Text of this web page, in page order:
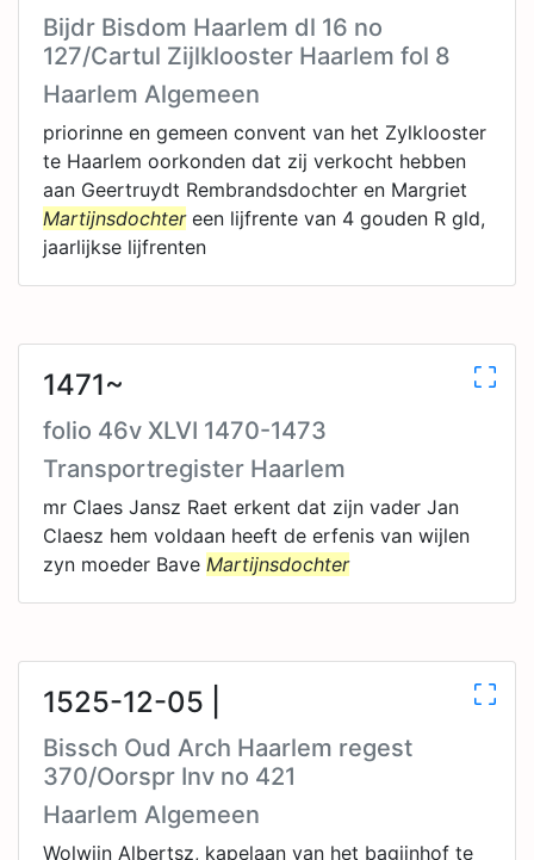
Bijdr Bisdom Haarlem dl 16 no
127/Cartul Zijlklooster Haarlem fol 8
Haarlem Algemeen
priorinne en gemeen convent van het Zylklooster
te Haarlem oorkonden dat zij verkocht hebben
aan Geertruydt Rembrandsdochter en Margriet
Martijnsdochtereen lijfrente van 4 gouden R gld,
jaarlijkse lijfrenten
1471~
folio 46v XLVI 1470-1473
Transportregister Haarlem
mr Claes Jansz Raet erkent dat zijn vader Jan
Claesz hem voldaan heeft de erfenis van wijlen
zyn moeder Bave Martijnsdochter
1525-12-05 |
Bissch Oud Arch Haarlem regest
370/Oorspr Inv no 421
Haarlem Algemeen
Wolwijn Albertsz, kapelaan van het bagijnhof te